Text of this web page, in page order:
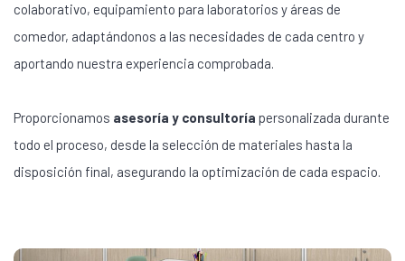
colaborativo, equipamiento para laboratorios y áreas de
comedor, adaptándonos a las necesidades de cada centro y
aportando nuestra experiencia comprobada.
Proporcionamos asesoría y consultoría personalizada durante
todo el proceso, desde la selección de materiales hasta la
disposición final, asegurando la optimización de cada espacio.